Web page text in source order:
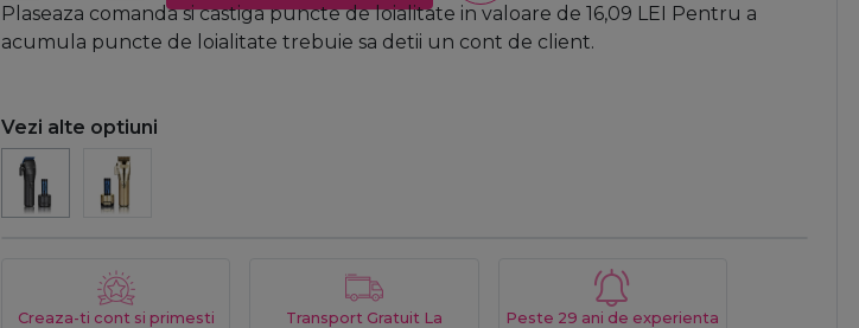
Plaseaza comanda si castiga puncte de loialitate in valoare de 16,09 LEI Pentru a
acumula puncte de loialitate trebuie sa detii un cont de client.
Vezi alte optiuni
Creaza-ti cont si primesti
Transport Gratuit La
Peste 29 ani de experienta